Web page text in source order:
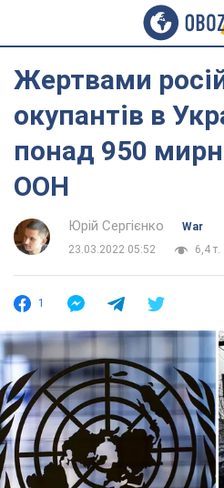
Жертвами
окупантів в
понад 950
ООН
Юрій Сергієнко
War
23.03.2022 05:52
6,4 т.
1